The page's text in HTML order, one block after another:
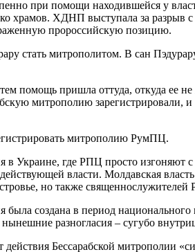
при помощи находившейся у
храмов. ХДНП выступала за разрыв
пророссийскую позицию.
стать митрополитом. В сан
помощь пришла оттуда, откуда ее
митрополию зарегистрировали, и
митрополию РумПЦ.
Украине, где РПЦ просто изгоняют
власти. Молдавская
но также священнослужителей
создана в период
разногласия – сугубо
Бессарабской митрополии